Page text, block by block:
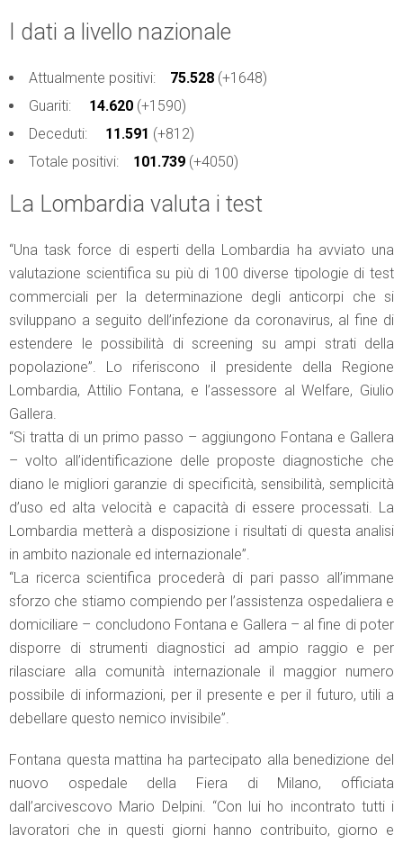
I dati a livello nazionale
Attualmente positivi: 75.528 (+1648)
Guariti: 14.620 (+1590)
Deceduti: 11.591 (+812)
Totale positivi: 101.739 (+4050)
La Lombardia valuta i test
“Una task force di esperti della Lombardia ha avviato una
valutazione scientifica su più di 100 diverse tipologie di test
commerciali per la determinazione degli anticorpi che si
sviluppano a seguito dell’infezione da coronavirus, al fine di
estendere le possibilità di screening su ampi strati della
popolazione”. Lo riferiscono il presidente della Regione
Lombardia, Attilio Fontana, e l’assessore al Welfare, Giulio
Gallera.
“Si tratta di un primo passo – aggiungono Fontana e Gallera
– volto all’identificazione delle proposte diagnostiche che
diano le migliori garanzie di specificità, sensibilità, semplicità
d’uso ed alta velocità e capacità di essere processati. La
Lombardia metterà a disposizione i risultati di questa analisi
in ambito nazionale ed internazionale”.
“La ricerca scientifica procederà di pari passo all’immane
sforzo che stiamo compiendo per l’assistenza ospedaliera e
domiciliare – concludono Fontana e Gallera – al fine di poter
disporre di strumenti diagnostici ad ampio raggio e per
rilasciare alla comunità internazionale il maggior numero
possibile di informazioni, per il presente e per il futuro, utili a
debellare questo nemico invisibile”.
Fontana questa mattina ha partecipato alla benedizione del
nuovo ospedale della Fiera di Milano, officiata
dall’arcivescovo Mario Delpini. “Con lui ho incontrato tutti i
lavoratori che in questi giorni hanno contribuito, giorno e